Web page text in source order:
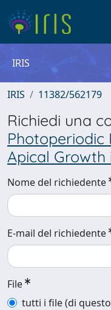
IRIS
IRIS 11382/562179
Richiedi una
Photoperiodic
Apical Growth
Nome del richiedente
E-mail del richiedente
File
tutti i file (di